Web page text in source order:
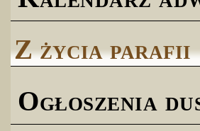
Z życia parafii
Ogłoszenia